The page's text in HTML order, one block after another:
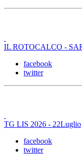
IL ROTOCALCO -
facebook
twitter
TG LIS 2026 - 22Luglio
facebook
twitter